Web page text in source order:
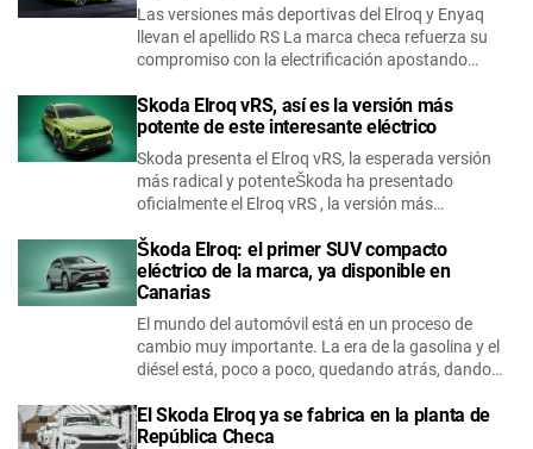
Las versiones más deportivas del Elroq y Enyaq
llevan el apellido RS La marca checa refuerza su
compromiso con la electrificación apostando…
Skoda Elroq vRS, así es la versión más
potente de este interesante eléctrico
Skoda presenta el Elroq vRS, la esperada versión
más radical y potente ​Škoda ha presentado
oficialmente el Elroq vRS , la versión más…
Škoda Elroq: el primer SUV compacto
eléctrico de la marca, ya disponible en
Canarias
El mundo del automóvil está en un proceso de
cambio muy importante. La era de la gasolina y el
diésel está, poco a poco, quedando atrás, dando…
El Skoda Elroq ya se fabrica en la planta de
República Checa